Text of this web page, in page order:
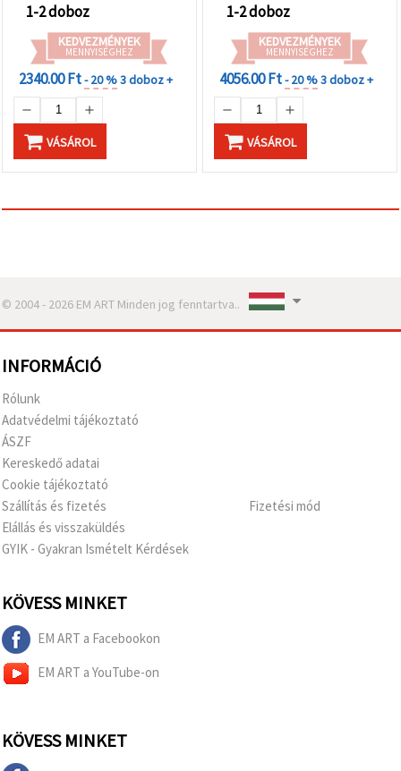
1-2 doboz
KEDVEZMÉNYEK
MENNYISÉGHEZ
2340.00 Ft- 20 %3 doboz +
VÁSÁROL
1-2 doboz
KEDVEZMÉNYEK
MENNYISÉGHEZ
4056.00 Ft- 20 %3 doboz +
VÁSÁROL
© 2004 - 2026 EM ART Minden jog fenntartva..
INFORMÁCIÓ
Rólunk
Adatvédelmi tájékoztató
ÁSZF
Kereskedő adatai
Cookie tájékoztató
Szállítás és fizetés
Elállás és visszaküldés
GYIK - Gyakran Ismételt Kérdések
Fizetési mód
KÖVESS MINKET
EM ART a Facebookon
EM ART a YouTube-on
KÖVESS MINKET